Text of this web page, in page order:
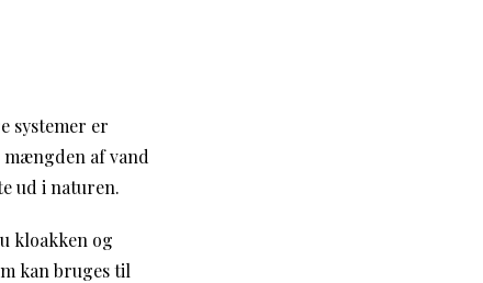
systemer er
af vand
ud i naturen.
kloakken og
kan bruges til